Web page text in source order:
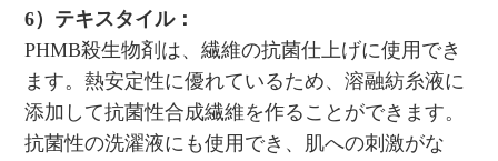
6）テキスタイル：
PHMB殺生物剤は、繊維の抗菌仕上げに使用でき
ます。熱安定性に優れているため、溶融紡糸液に
添加して抗菌性合成繊維を作ることができます。
抗菌性の洗濯液にも使用でき、肌への刺激がな